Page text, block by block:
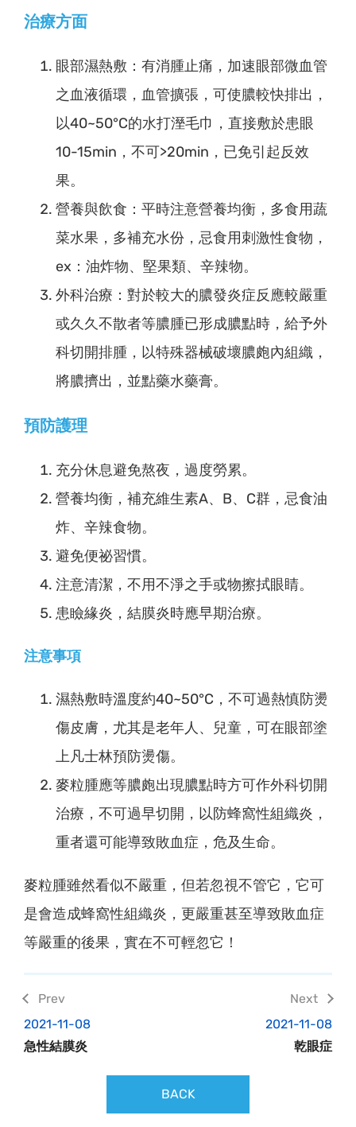
治療方面
眼部濕熱敷：有消腫止痛，加速眼部微血管
之血液循環，血管擴張，可使膿較快排出，
以40~50°C的水打溼毛巾，直接敷於患眼
10-15min，不可>20min，已免引起反效
果。
營養與飲食：平時注意營養均衡，多食用蔬
菜水果，多補充水份，忌食用刺激性食物，
ex：油炸物、堅果類、辛辣物。
外科治療：對於較大的膿發炎症反應較嚴重
或久久不散者等膿腫已形成膿點時，給予外
科切開排腫，以特殊器械破壞膿皰內組織，
將膿擠出，並點藥水藥膏。
預防護理
充分休息避免熬夜，過度勞累。
營養均衡，補充維生素A、B、C群，忌食油
炸、辛辣食物。
避免便祕習慣。
注意清潔，不用不淨之手或物擦拭眼睛。
患瞼緣炎，結膜炎時應早期治療。
注意事項
濕熱敷時溫度約40~50°C，不可過熱慎防燙
傷皮膚，尤其是老年人、兒童，可在眼部塗
上凡士林預防燙傷。
麥粒腫應等膿皰出現膿點時方可作外科切開
治療，不可過早切開，以防蜂窩性組織炎，
重者還可能導致敗血症，危及生命。
麥粒腫雖然看似不嚴重，但若忽視不管它，它可
是會造成蜂窩性組織炎，更嚴重甚至導致敗血症
等嚴重的後果，實在不可輕忽它！
2021-11-08
急性結膜炎
2021-11-08
乾眼症
BACK